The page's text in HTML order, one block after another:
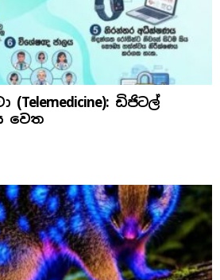
ඩිජිටල්
වෙත